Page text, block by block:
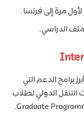
مرة إلى فرنسا.
الدراسي.
برامج الدعم التي
الدولي لطلاب